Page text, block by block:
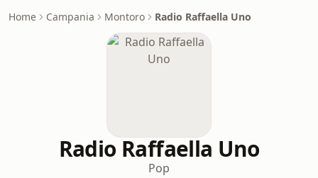
Home Campania Montoro Radio Raffaella Uno
Radio Raffaella Uno
Pop